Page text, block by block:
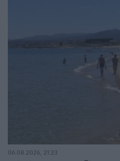
06.08.2026, 21:23